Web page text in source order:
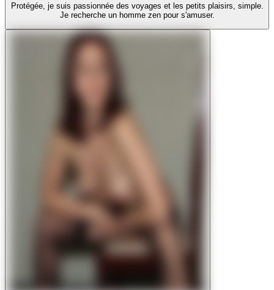
Protégée, je suis passionnée des voyages et les petits plaisirs, simple.
Je recherche un homme zen pour s'amuser.